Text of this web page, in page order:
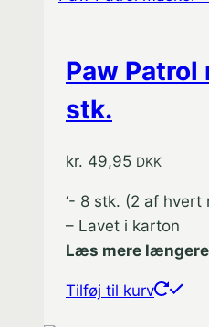
Paw Patrol
stk.
kr. 49,95 DKK
‘- 8 stk. (2 af hvert
– Lavet i karton
Læs mere
Tilføj til kurv